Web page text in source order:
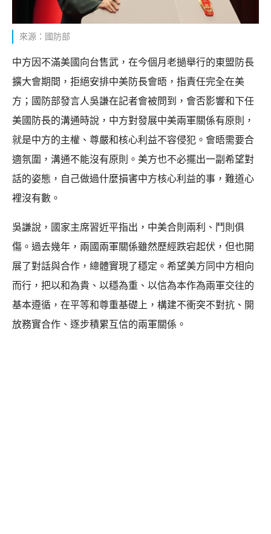
來源：國防部
中方因不滿美國向台售武，在今個月老撾舉行的東盟防長
擴大會期間，拒絕安排中美防長會晤，指責任完全在美
方；國防部發言人吳謙在記者會被問到，會否影響和下任
美國防長的溝通時說，中方對發展中美兩軍關係有原則，
就是中方的主權、尊嚴和核心利益不容侵犯。會晤需要合
適氛圍，溝通不能沒有原則。美方也不必擺出一副希望對
話的姿態，自己做過什麼損害中方核心利益的事，難道心
裡沒有數。
吳謙說，國家主席習近平指出，中美合則兩利、鬥則俱
傷。過去幾年，兩國兩軍關係雖然歷經跌宕起伏，但也開
展了對話與合作，總體實現了穩定。希望美方同中方相向
而行，把以和為貴、以穩為重、以信為本作為兩軍交往的
基本遵循，在平等和尊重基礎上，構建不衝突不對抗、開
放務實合作、逐步積累互信的兩軍關係。